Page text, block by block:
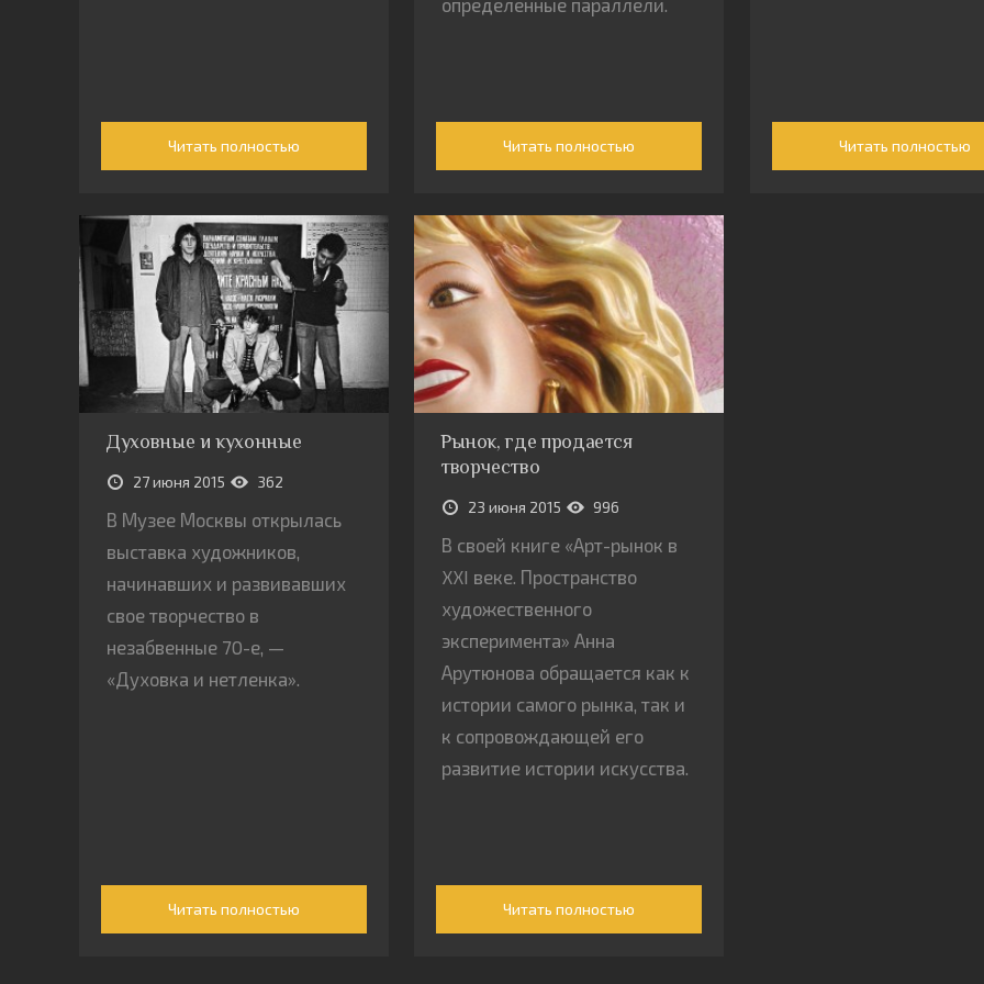
Читать полностью
определенные параллели.
Читать полностью Читать полностью
Духовные и кухонные
27 июня 2015 362
В Музее Москвы открылась
выставка художников,
начинавших и развивавших
свое творчество в
незабвенные 70-е, —
«Духовка и нетленка».
Читать полностью
Рынок, где продается
творчество
23 июня 2015 996
В своей книге «Арт-рынок в
XXI веке. Пространство
художественного
эксперимента» Анна
Арутюнова обращается как к
истории самого рынка, так и
к сопровождающей его
развитие истории искусства.
Читать полностью